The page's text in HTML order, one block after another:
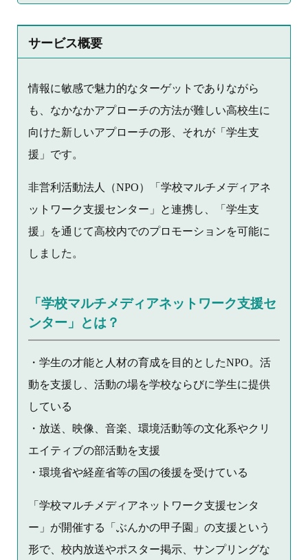
サービス概要
情報に敏感で魅力的なターゲットでありながら
も、なかなかアプローチの方法が難しい高校生に
向けた新しいアプローチの形、それが「学生支
援」です。
非営利活動法人（NPO）「学校マルチメディアネ
ットワーク支援センター」と連携し、「学生支
援」を通じて高校内でのプロモーションを可能に
しました。
「学校マルチメディアネットワーク支援セ
ンター」とは？
・学生の才能と人材の育成を目的としたNPO。活
動を支援し、活動の場を学校ならびに学生に提供
している
・放送、映像、音楽、環境活動等の文化系やクリ
エイティブの部活動を支援
・環境省や経産省等の国の後援を受けている
「学校マルチメディアネットワーク支援センタ
ー」が開催する「ぶんかの甲子園」の支援という
形で、校内放送やポスター掲示、サンプリングな